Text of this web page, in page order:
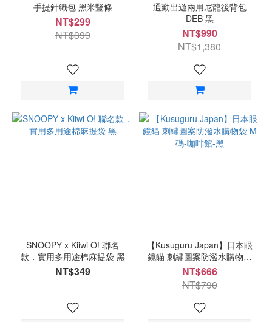
手提針織包 黑米豎條
NT$299
NT$399
通勤出遊兩用尼龍後背包
DEB 黑
NT$990
NT$1,380
SNOOPY x Kiiwi O! 聯名
款．實用多用途棉麻提袋 黑
NT$349
【Kusuguru Japan】日本眼
鏡貓 刺繡圖案防潑水購物袋
M碼-咖啡館-黑
NT$666
NT$790